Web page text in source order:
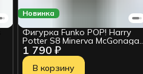
Новинка
1 790 ₽
Фигурка Funko POP! Harry
Potter S8 Minerva McGonagall
(Yule) (93) 42830
В корзину